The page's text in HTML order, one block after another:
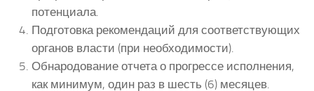
потенциала.
Подготовка рекомендаций для соответствующих
органов власти (при необходимости).
Обнародование отчета о прогрессе исполнения,
как минимум, один раз в шесть (6) месяцев.